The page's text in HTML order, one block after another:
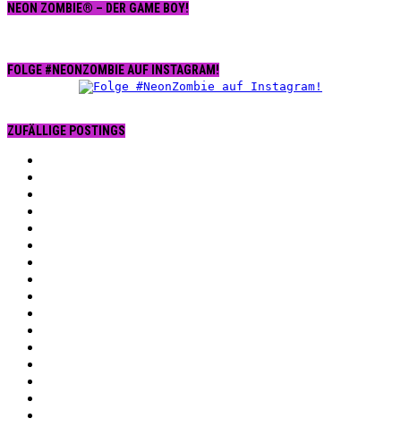
NEON ZOMBIE® – DER GAME BOY!
FOLGE #NEONZOMBIE AUF INSTAGRAM!
ZUFÄLLIGE POSTINGS